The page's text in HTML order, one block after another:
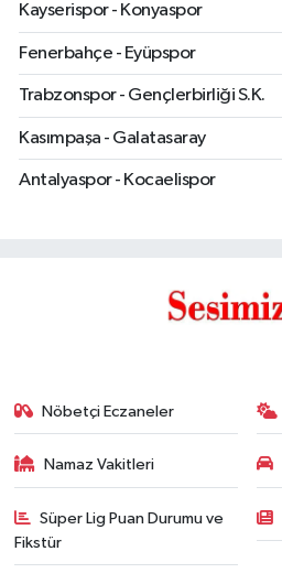
Kayserispor - Konyaspor
Fenerbahçe - Eyüpspor
Trabzonspor - Gençlerbirliği S.K.
Kasımpaşa - Galatasaray
Antalyaspor - Kocaelispor
Nöbetçi Eczaneler
Namaz Vakitleri
Süper Lig Puan Durumu ve
Fikstür